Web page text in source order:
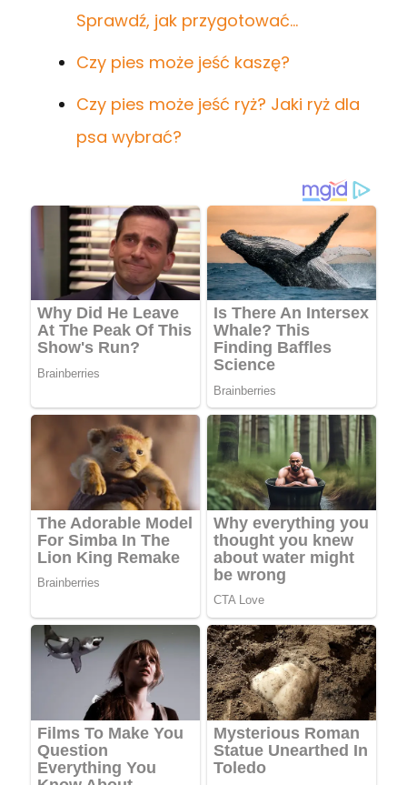
Sprawdź, jak przygotować…
Czy pies może jeść kaszę?
Czy pies może jeść ryż? Jaki ryż dla
psa wybrać?